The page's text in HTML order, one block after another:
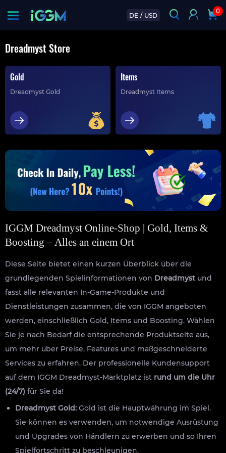
DE / USD
0
Dreadmyst Store
Gold
Dreadmyst Gold
Items
Dreadmyst Items
IGGM Dreadmyst Online-Shop | Gold, Items &
Boosting – Alles an einem Ort
Diese Seite bietet einen kurzen Überblick über die
grundlegenden Spielinformationen von Dreadmyst und
fasst alle relevanten In-Game-Produkte und
Dienstleistungen zusammen, die von IGGM angeboten
werden, einschließlich Gold, Items und Boosting. Wählen
Sie je nach Bedarf die entsprechende Produktseite aus,
um mehr über Preise, Features und maßgeschneiderte
Services zu erfahren. Der professionelle Kundensupport
auf dem IGGM Dreadmyst-Marktplatz ist rund um die Uhr
(24/7) für Sie da!
Dreadmyst Gold: Gold ist die Hauptwährung im Spiel.
Sie können es verwenden, um notwendige Ausrüstung
und Upgrades von Händlern zu erwerben und so Ihren
Spielfortschritt zu beschleunigen.